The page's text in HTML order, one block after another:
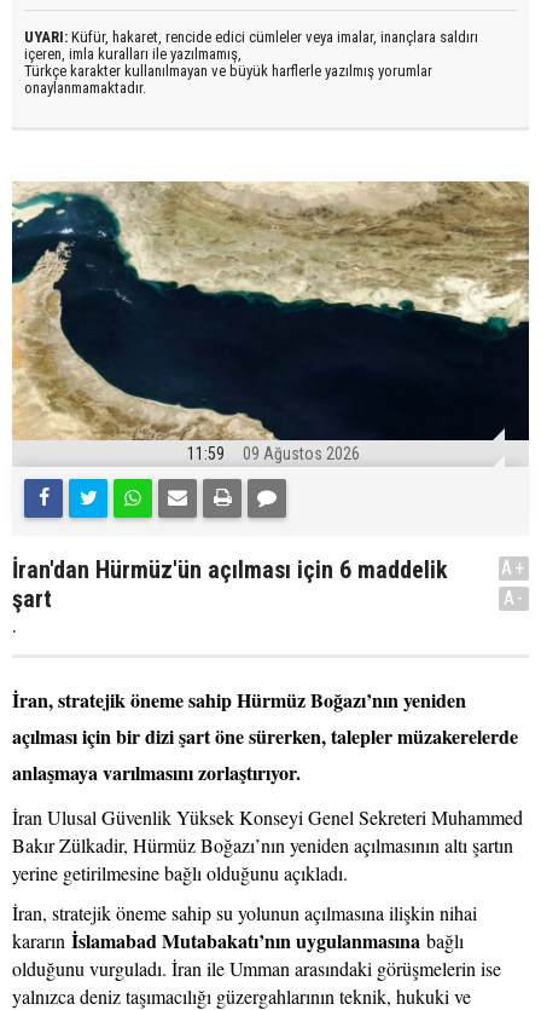
UYARI: Küfür, hakaret, rencide edici cümleler veya imalar, inançlara saldırı
içeren, imla kuralları ile yazılmamış,
Türkçe karakter kullanılmayan ve büyük harflerle yazılmış yorumlar
onaylanmamaktadır.
11:59 09 Ağustos 2026
İran'dan Hürmüz'ün açılması için 6 maddelik
şart
.
A+
A-
İran, stratejik öneme sahip Hürmüz Boğazı’nın yeniden
açılması için bir dizi şart öne sürerken, talepler müzakerelerde
anlaşmaya varılmasını zorlaştırıyor.
İran Ulusal Güvenlik Yüksek Konseyi Genel Sekreteri Muhammed
Bakır Zülkadir, Hürmüz Boğazı’nın yeniden açılmasının altı şartın
yerine getirilmesine bağlı olduğunu açıkladı.
İran, stratejik öneme sahip su yolunun açılmasına ilişkin nihai
kararın İslamabad Mutabakatı’nın uygulanmasına bağlı
olduğunu vurguladı. İran ile Umman arasındaki görüşmelerin ise
yalnızca deniz taşımacılığı güzergahlarının teknik, hukuki ve